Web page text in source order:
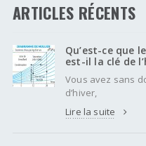
ARTICLES RÉCENTS
Qu’est-ce que
est-il la clé de
Vous avez sans
d’hiver,
Lire la suite